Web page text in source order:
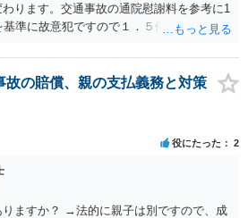
ります。交通事故の通院慰謝料を参考に1
準に故意犯ですので１．５倍か2倍程度す
にしてください。
故の賠償、親の支払義務と対策
役にたった 2
ますか？ →法的に親子は別ですので、成